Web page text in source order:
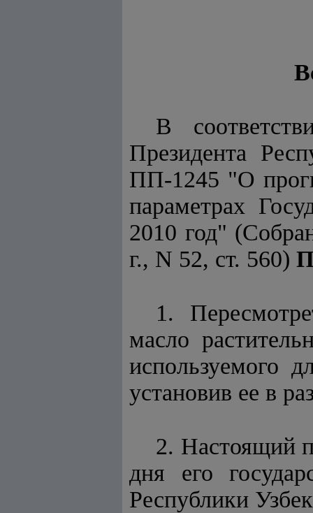
В
Президента
ПП-1245 "О
параметрах
2010 год"
г., N 52, ст. 560)
1.
масло
используемого
установив ее в
2. Настоящий
дня его
Республики